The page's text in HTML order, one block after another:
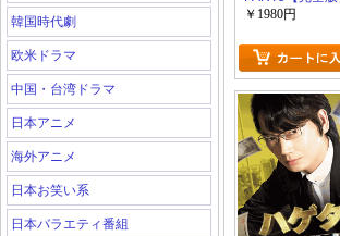
韓国時代劇
欧米ドラマ
中国・台湾ドラマ
日本アニメ
海外アニメ
日本お笑い系
日本バラエティ番組
回生産限定版)
￥1980円